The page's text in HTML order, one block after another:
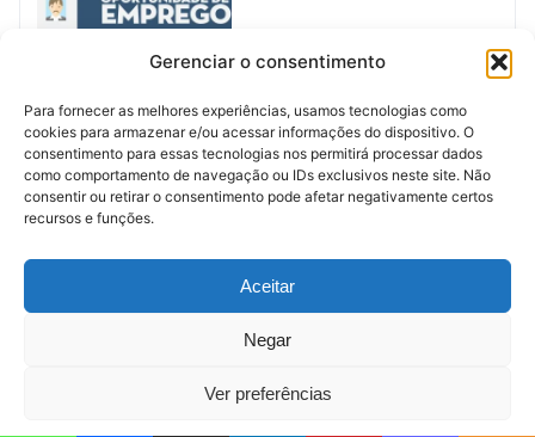
Gerenciar o consentimento
Para fornecer as melhores experiências, usamos tecnologias como
cookies para armazenar e/ou acessar informações do dispositivo. O
consentimento para essas tecnologias nos permitirá processar dados
como comportamento de navegação ou IDs exclusivos neste site. Não
consentir ou retirar o consentimento pode afetar negativamente certos
recursos e funções.
Aceitar
Negar
Ver preferências
Oportunidades de
movimentam mercado e
ampliam inclusão nesta
segunda-feira
março 30, 2026
Em "Política de Sergipe"